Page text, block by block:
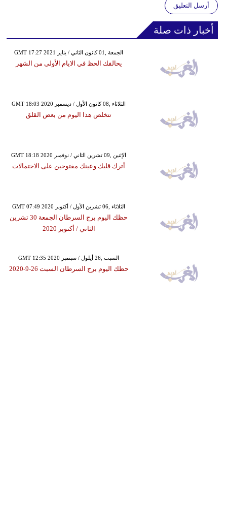
أرسل التعليق
أخبار ذات صلة
GMT 17:27 2021 الجمعة ,01 كانون الثاني / يناير
يحالفك الحظ في الايام الأولى من الشهر
GMT 18:03 2020 الثلاثاء ,08 كانون الأول / ديسمبر
تتخلص هذا اليوم من بعض القلق
GMT 18:18 2020 الإثنين ,09 تشرين الثاني / نوفمبر
أترك قلبك وعينك مفتوحين على الاحتمالات
GMT 07:49 2020 الثلاثاء ,06 تشرين الأول / أكتوبر
حظك اليوم برج السرطان الجمعة 30 تشرين
الثاني / أكتوبر 2020
GMT 12:35 2020 السبت ,26 أيلول / سبتمبر
حظك اليوم برج السرطان السبت 26-9-2020